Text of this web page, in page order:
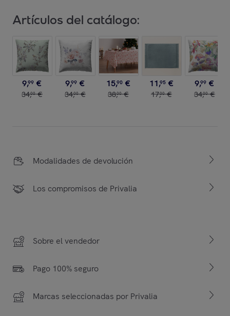
Artículos del catálogo:
9,99 €
34,00 €
9,99 €
34,00 €
15,90 €
38,00 €
11,95 €
17,00 €
9,99 €
34,00 €
Modalidades de devolución
Los compromisos de Privalia
Sobre el vendedor
Pago 100% seguro
Marcas seleccionadas por Privalia